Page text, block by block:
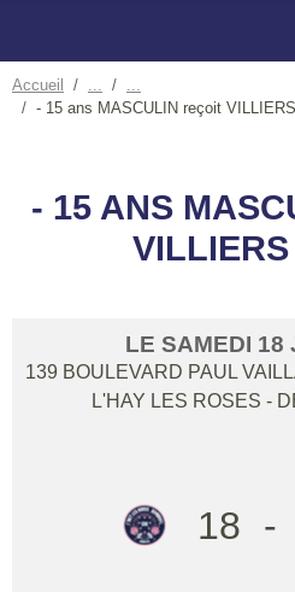
Accueil
- 15 ans MASCULIN reçoit
- 15 ANS
LE SAMEDI 18
139 BOULEVARD PAUL
L'HAY LES ROSES -
18 -